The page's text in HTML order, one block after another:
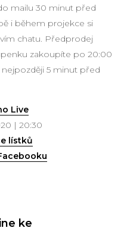
mailu 30 minut před
i během projekce si
chatu. Předprodej
zakoupíte po 20:00
5 minut před
Live
| 20:30
lístků